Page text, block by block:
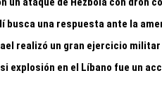
busca una respuesta ante la
realizó un gran ejercicio
explosión en el Líbano fue un